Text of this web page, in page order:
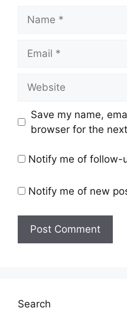
Save my name,
browser for the
Notify me of follow-
Notify me of new
Search